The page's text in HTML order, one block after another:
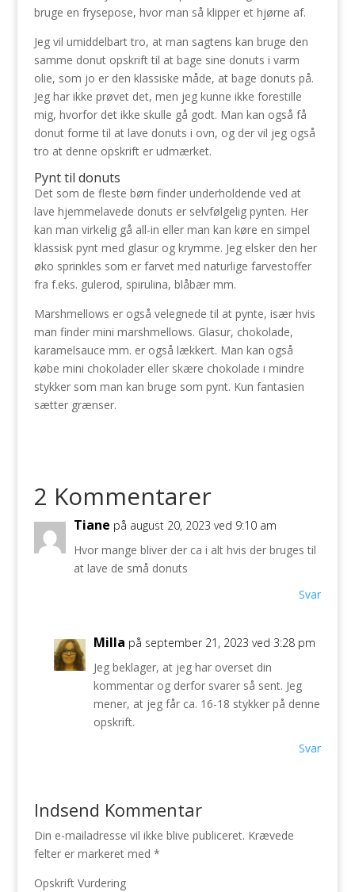
bruge en frysepose, hvor man så klipper et hjørne af.
Jeg vil umiddelbart tro, at man sagtens kan bruge den
samme donut opskrift til at bage sine donuts i varm
olie, som jo er den klassiske måde, at bage donuts på.
Jeg har ikke prøvet det, men jeg kunne ikke forestille
mig, hvorfor det ikke skulle gå godt. Man kan også få
donut forme til at lave donuts i ovn, og der vil jeg også
tro at denne opskrift er udmærket.
Pynt til donuts
Det som de fleste børn finder underholdende ved at
lave hjemmelavede donuts er selvfølgelig pynten. Her
kan man virkelig gå all-in eller man kan køre en simpel
klassisk pynt med glasur og krymme. Jeg elsker den her
øko sprinkles som er farvet med naturlige farvestoffer
fra f.eks. gulerod, spirulina, blåbær mm.
Marshmellows er også velegnede til at pynte, især hvis
man finder mini marshmellows. Glasur, chokolade,
karamelsauce mm. er også lækkert. Man kan også
købe mini chokolader eller skære chokolade i mindre
stykker som man kan bruge som pynt. Kun fantasien
sætter grænser.
2 Kommentarer
Tiane på august 20, 2023 ved 9:10 am
Hvor mange bliver der ca i alt hvis der bruges til
at lave de små donuts
Svar
Milla på september 21, 2023 ved 3:28 pm
Jeg beklager, at jeg har overset din
kommentar og derfor svarer så sent. Jeg
mener, at jeg får ca. 16-18 stykker på denne
opskrift.
Svar
Indsend Kommentar
Din e-mailadresse vil ikke blive publiceret. Krævede
felter er markeret med *
Opskrift Vurdering